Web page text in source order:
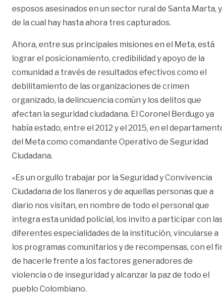
esposos asesinados en un sector rural de Santa Marta, y
de la cual hay hasta ahora tres capturados.
Ahora, entre sus principales misiones en el Meta, está
lograr el posicionamiento, credibilidad y apoyo de la
comunidad a través de resultados efectivos como el
debilitamiento de las organizaciones de crimen
organizado, la delincuencia común y los delitos que
afectan la seguridad ciudadana. El Coronel Berdugo ya
había estado, entre el 2012 y el 2015, en el
del Meta como comandante Operativo de Seguridad
Ciudadana.
«Es un orgullo trabajar por la Seguridad y Convivencia
Ciudadana de los llaneros y de aquellas personas que a
diario nos visitan, en nombre de todo el personal que
integra esta unidad policial, los invito a participar con
diferentes especialidades de la institución, vincularse a
los programas comunitarios y de recompensas, con el
de hacerle frente a los factores generadores de
violencia o de inseguridad y alcanzar la paz de todo el
pueblo Colombiano.